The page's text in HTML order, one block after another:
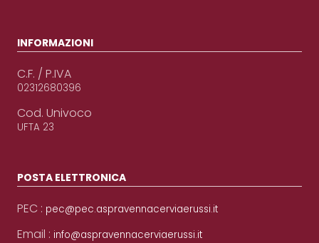
INFORMAZIONI
C.F. / P.IVA
02312680396
Cod. Univoco
UFTA 23
POSTA ELETTRONICA
PEC : pec@pec.aspravennacerviaerussi.it
Email : info@aspravennacerviaerussi.it